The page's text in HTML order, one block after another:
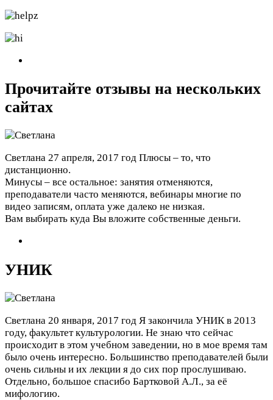
Прочитайте отзывы на нескольких
сайтах
Светлана 27 апреля, 2017 год Плюсы – то, что
дистанционно.
Минусы – все остальное: занятия отменяются,
преподаватели часто меняются, вебинары многие по
видео записям, оплата уже далеко не низкая.
Вам выбирать куда Вы вложите собственные деньги.
УНИК
Светлана 20 января, 2017 год Я закончила УНИК в 2013
году, факультет культурологии. Не знаю что сейчас
происходит в этом учебном заведении, но в мое время там
было очень интересно. Большинство преподавателей были
очень сильны и их лекции я до сих пор прослушиваю.
Отдельно, большое спасибо Бартковой А.Л., за её
мифологию.